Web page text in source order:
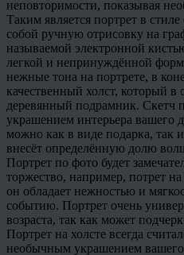
неповторимости, показывая
Таким является портрет в
собой ручную отрисовку на
называемой электронной
легкой и непринуждённой
нежные тона на портрете, в
качественный холст, который в
деревянный подрамник. Скетч
украшением интерьера вашего
можно как в виде подарка, так
внесёт определённую долю
Портрет по фото будет
торжество, например, потрет
он обладает нежностью и
событию. Портрет очень
возраста, так как может
Портрет на холсте всегда
необычным украшением